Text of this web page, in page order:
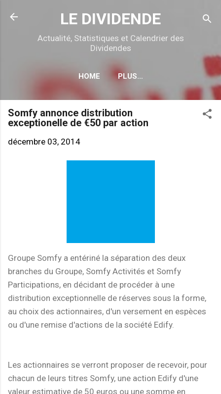
Accéder au contenu principal
LE DIVIDENDE
Actualité, Statistiques et Calendrier des
Dividendes
HOME PLUS…
CALENDRIER DÉTACHEMENTS
Somfy annonce distribution
exceptionelle de €50 par action
décembre 03, 2014
Groupe Somfy a entériné la séparation des deux
branches du Groupe, Somfy Activités et Somfy
Participations, en décidant de procéder à une
distribution exceptionnelle de réserves sous la forme,
au choix des actionnaires, d'un versement en espèces
ou d'une remise d'actions de la société Edify.
Les actionnaires se verront proposer de recevoir, pour
chacun de leurs titres Somfy, une action Edify d'une
valeur estimative de 50 euros ou une somme en